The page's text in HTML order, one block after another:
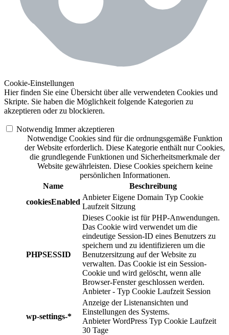
Cookie-Einstellungen
Hier finden Sie eine Übersicht über alle verwendeten Cookies und
Skripte. Sie haben die Möglichkeit folgende Kategorien zu
akzeptieren oder zu blockieren.
Notwendig Immer akzeptieren
Notwendige Cookies sind für die ordnungsgemäße Funktion
der Website erforderlich. Diese Kategorie enthält nur Cookies,
die grundlegende Funktionen und Sicherheitsmerkmale der
Website gewährleisten. Diese Cookies speichern keine
persönlichen Informationen.
Name
Beschreibung
cookiesEnabled
Anbieter Eigene Domain Typ Cookie
Laufzeit Sitzung
PHPSESSID
Dieses Cookie ist für PHP-Anwendungen.
Das Cookie wird verwendet um die
eindeutige Session-ID eines Benutzers zu
speichern und zu identifizieren um die
Benutzersitzung auf der Website zu
verwalten. Das Cookie ist ein Session-
Cookie und wird gelöscht, wenn alle
Browser-Fenster geschlossen werden.
Anbieter - Typ Cookie Laufzeit Session
wp-settings-*
Anzeige der Listenansichten und
Einstellungen des Systems.
Anbieter WordPress Typ Cookie Laufzeit
30 Tage